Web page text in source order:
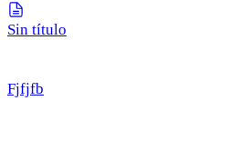
Sin título
Fjfjfb